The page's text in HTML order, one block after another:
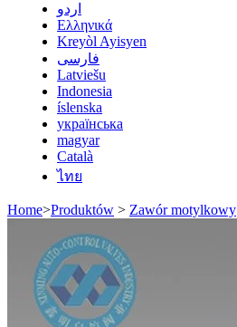
اردو
Ελληνικά
Kreyòl Ayisyen
فارسی
Latviešu
Indonesia
íslenska
українська
magyar
Català
ไทย
Home>Produktów > Zawór motylkowy